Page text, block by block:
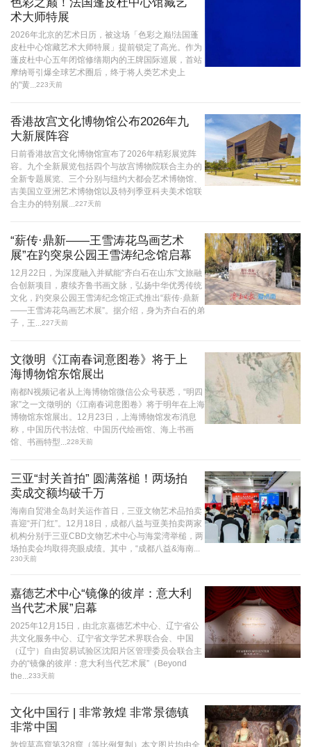
术大师特展
2026年北京的艺术日历，被这场「色彩之巅!法国蓬
皮杜中心馆藏艺术大师特展」提前锁定了高光。作为
蓬皮杜中心五年闭馆修缮期内的王牌国际巡展，首站
摩纳哥引爆全球艺术圈后，终于将人类艺术史上
的"黄...
223天前
香港故宫文化博物馆公布2026年九
大新展阵容
日前香港故宫文化博物馆宣布了2026年精彩展览阵
容。九个全新展览包括四个与故宫博物院联合主办的
全新专题展览、三个分别与纽约大都会艺术博物馆、
吉美国立亚洲艺术博物馆以及特列季亚科夫美术馆联
合主办的特别展...
227天前
“薪传·鼎新——王雪涛花鸟画艺术
展”在趵突泉公园王雪涛纪念馆启幕
12月22日，为深度融入并赋能“齐白石在山东”文旅融
合创新项目，赓续齐鲁书画文脉，弘扬中华优秀传统
文化，趵突泉公园王雪涛纪念馆正式推出“薪传·鼎新
——王雪涛花鸟画艺术展”。据介绍，身为齐白石的弟
子，王...
227天前
文徵明《江南春词意图卷》将于上
海博物馆东馆展出
南都N视频记者从上海博物馆微信公众号获悉，“明四
家”之一文徵明的《江南春词意图卷》将于明年在上海
博物馆东馆展出。12月23日，上海博物馆发布消息
称，中国历代书法馆、中国历代绘画馆、海上书画
馆、书画特型...
228天前
三亚“封关首拍” 圆满落槌！两场拍
卖成交额均破千万
海南自贸港全岛封关运作首日，三亚文物艺术品拍卖
喜迎“开门红”。12月18日，成都八益与亚美拍卖两家
机构分别于三亚CBD文物艺术中心与海棠湾举槌，两
场拍卖会均取得亮眼成绩。其中，“成都八益&海南...
230天前
嘉德艺术中心“镜像的彼岸：意大利
当代艺术展”启幕
2025年12月15日，由北京嘉德艺术中心、辽宁省公
共文化服务中心、辽宁省文学艺术界联合会、中国
（辽宁）自由贸易试验区沈阳片区管理委员会联合主
办的“镜像的彼岸：意大利当代艺术展”（Beyond
the...
233天前
文化中国行 | 非常敦煌 非常景德镇
非常中国
敦煌莫高窟第328窟（等比例复制）本文图片均由全